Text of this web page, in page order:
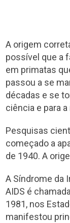
A origem
possível que a
em primatas
passou a se
décadas e se
ciência e para
Pesquisas
começado a
de 1940. A
A Síndrome da
AIDS é
1981, nos
manifestou